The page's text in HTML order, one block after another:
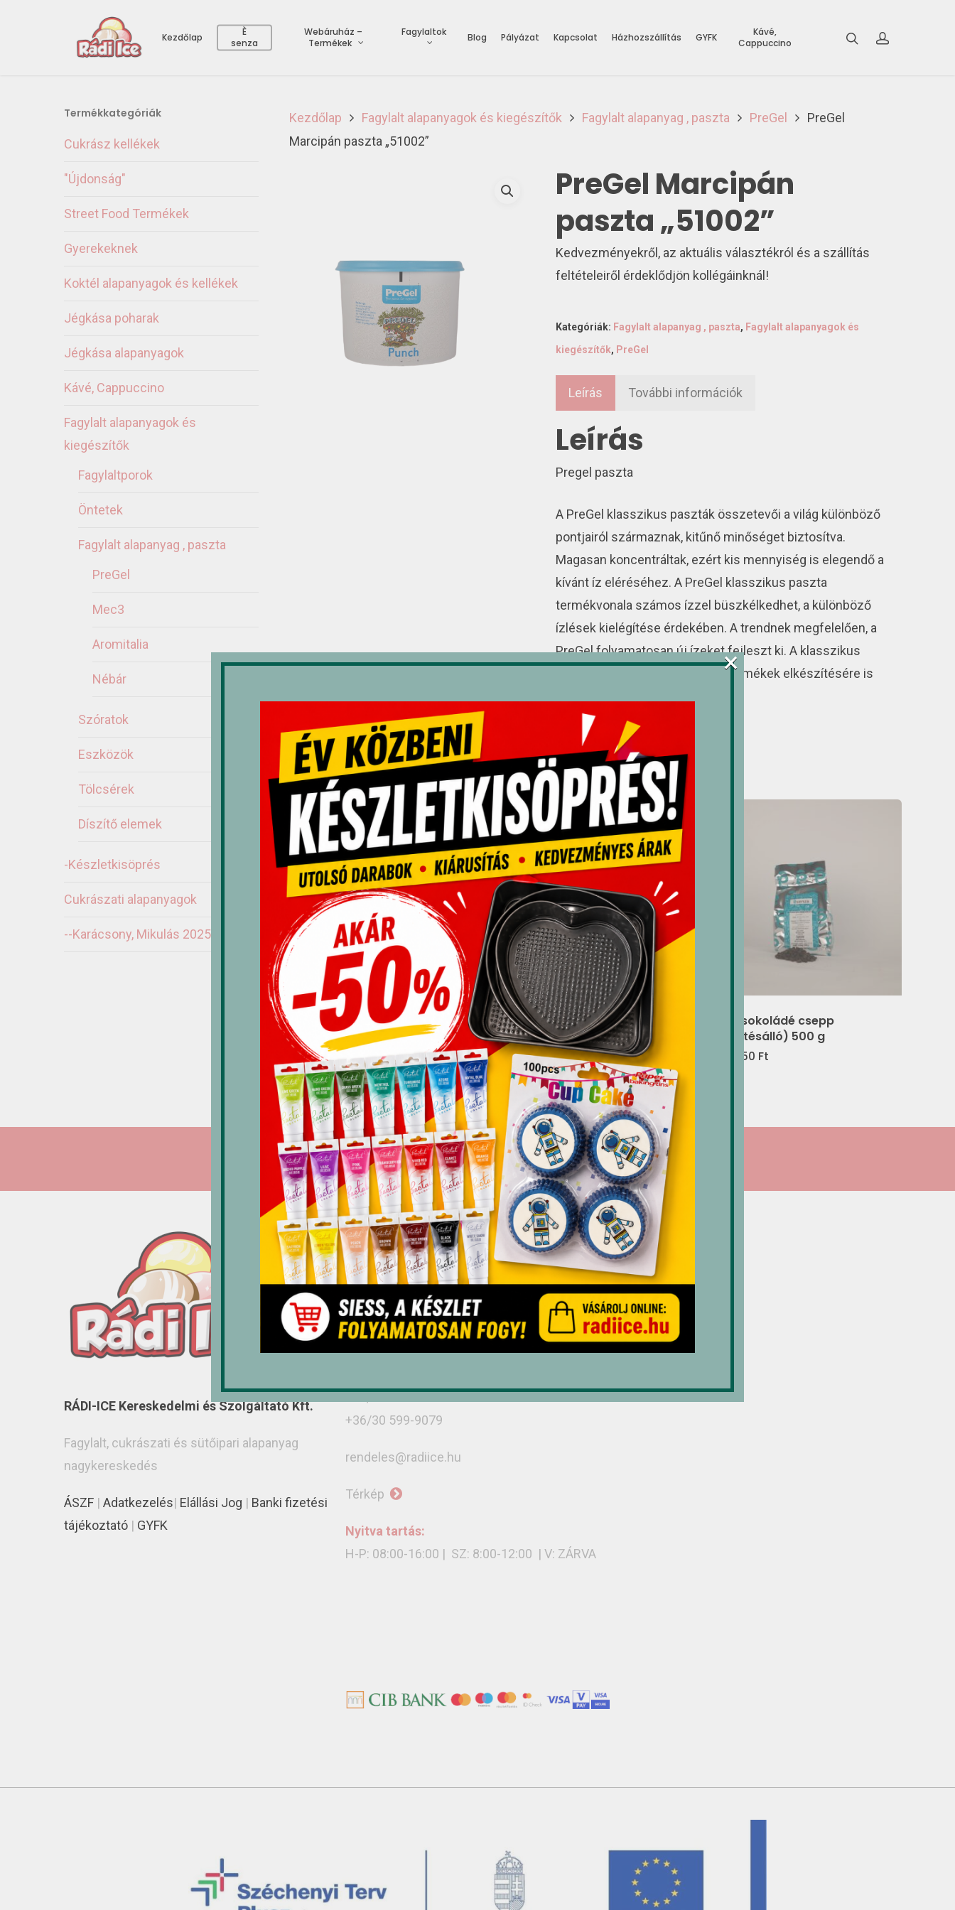
Kezdőlap
È
senza
Webáruház –
Termékek
Fagylaltok Blog Pályázat Kapcsolat Házhozszállítás GYFK
Kávé,
Cappuccino
Termékkategóriák
Cukrász kellékek
"Újdonság"
Street Food Termékek
Gyerekeknek
Koktél alapanyagok és kellékek
Jégkása poharak
Jégkása alapanyagok
Kávé, Cappuccino
Fagylalt alapanyagok és
kiegészítők
Fagylaltporok
Öntetek
Fagylalt alapanyag , paszta
PreGel
Mec3
Aromitalia
Nébár
Szóratok
Eszközök
Tölcsérek
Díszítő elemek
-Készletkisöprés
Cukrászati alapanyagok
--Karácsony, Mikulás 2025
Kezdőlap Fagylalt alapanyagok és kiegészítők Fagylalt alapanyag , paszta PreGel
PreGel
Marcipán paszta „51002”
PreGel Marcipán
paszta „51002”
Kedvezményekről, az aktuális választékról és a szállítás
feltételeiről érdeklődjön kollégáinknál!
Kategóriák: Fagylalt alapanyag , paszta, Fagylalt alapanyagok és
kiegészítők, PreGel
Leírás További információk
Leírás
Pregel paszta
A PreGel klasszikus paszták összetevői a világ különböző
pontjairól származnak, kitűnő minőséget biztosítva.
Magasan koncentráltak, ezért kis mennyiség is elegendő a
kívánt íz eléréséhez. A PreGel klasszikus paszta
termékvonala számos ízzel büszkélkedhet, a különböző
ízlések kielégítése érdekében. A trendnek megfelelően, a
PreGel folyamatosan új ízeket fejleszt ki. A klasszikus
paszták fagylaltok és cukrász termékek elkészítésére is
Kapcsolódó termékek
Stöckel fagylalt adagoló
kanál 1/22 4,5 dkg
18,805
Ft
M-gél öntet erdei
gyümölcs 1,2 kg
4,675Ft
Étcsokoládé csepp
(sütésálló) 500 g
4,350 Ft
RÁDI-ICE Kereskedelmi és Szolgáltató Kft.
Fagylalt, cukrászati és sütőipari alapanyag
nagykereskedés
ÁSZF | Adatkezelés| Elállási Jog | Banki fizetési
tájékoztató | GYFK
Üzletünk
Debrecen, Monostorpályi út 9-11, 4030
+36/52 439-424
+36/30 599-9079
rendeles@radiice.hu
Térkép
Nyitva tartás:
H-P: 08:00-16:00 | SZ: 8:00-12:00 | V: ZÁRVA
×